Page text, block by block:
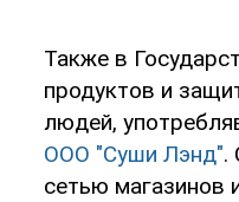
Также в
продуктов и
людей,
ООО "Суши Лэнд".
сетью магазинов